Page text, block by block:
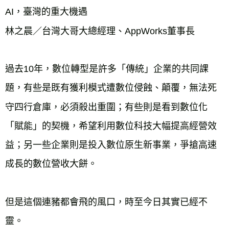
AI，臺灣的重大機遇
林之晨／台灣大哥大總經理、AppWorks董事長
過去10年，數位轉型是許多「傳統」企業的共同課
題，有些是既有獲利模式遭數位侵蝕、顛覆，無法死
守四行倉庫，必須殺出重圍；有些則是看到數位化
「賦能」的契機，希望利用數位科技大幅提高經營效
益；另一些企業則是投入數位原生新事業，爭搶高速
但是這個連豬都會飛的風口，時至今日其實已經不